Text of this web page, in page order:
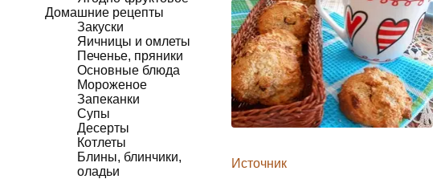
Домашние рецепты
Закуски
Яичницы и омлеты
Печенье, пряники
Основные блюда
Мороженое
Запеканки
Супы
Десерты
Котлеты
Блины, блинчики,
оладьи
Источник